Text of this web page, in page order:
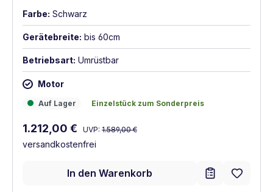
Farbe: Schwarz
Gerätebreite: bis 60cm
Betriebsart: Umrüstbar
Motor
Auf Lager
Auf Lager Einzelstück zum Sonderpreis
Einzelstück zum Sonderpreis
Verkaufspreis:
1.212,00 € Regulärer Preis:
UVP: 1.589,00 €
versandkostenfrei
In den Warenkorb